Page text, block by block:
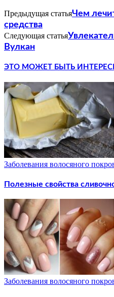
Предыдущая статьяЧем
средства
Следующая статья
Вулкан
ЭТО МОЖЕТ БЫТЬ
Заболевания волосяного
Полезные свойства
Заболевания волосяного